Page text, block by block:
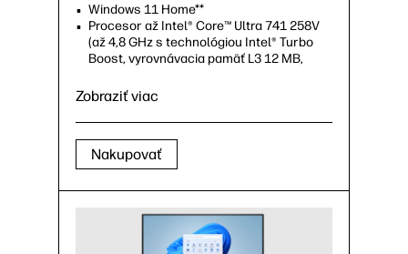
Windows 11 Home**
Procesor až Intel® Core™ Ultra 741 258V
(až 4,8 GHz s technológiou Intel® Turbo
Boost, vyrovnávacia pamäť L3 12 MB,
Antireflexný 31,5-palcový (80,01 cm)
4K18UHD42(3 840 x 2 160), mikrorámom na
troch stranách, jasom 550 nitov, HDR 600
a 95 % pokrytím škály DCI-P3
Zobraziť viac
Nakupovať